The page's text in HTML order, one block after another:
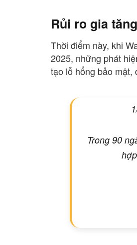
Rủi ro gia
Thời điểm này, khi
2025, những phát
tạo lỗ hổng bảo mật,
Trong 90